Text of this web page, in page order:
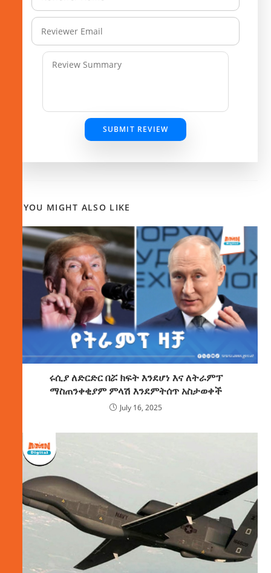
SUBMIT REVIEW
YOU MIGHT ALSO LIKE
ሩሲያ ለድርድር በሯ ክፍት እንደሆነ እና ለትራምፕ
ማስጠንቀቂያም ምላሽ እንደምትሰጥ አስታወቀች
July 16, 2025